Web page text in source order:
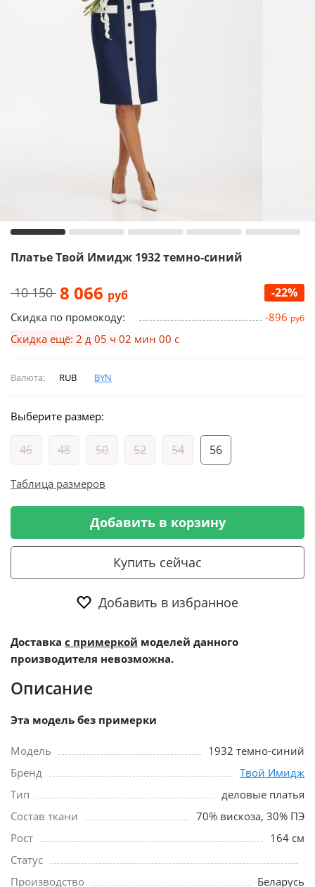
Платье Твой Имидж 1932 темно-синий
10 150 8 066 руб -22%
Скидка по промокоду: -896 руб
Скидка ещё: 2 д 05 ч 02 мин 00 с
Валюта: RUB BYN
Выберите размер:
46 48 50 52 54 56
Таблица размеров
Добавить в корзину
Купить сейчас
Добавить в избранное
Доставка с примеркой моделей данного
производителя невозможна.
Описание
Эта модель без примерки
Модель
1932 темно-синий
Бренд
Твой Имидж
Тип
деловые платья
Состав ткани
70% вискоза, 30% ПЭ
Рост
164 см
Статус
Производство
Беларусь